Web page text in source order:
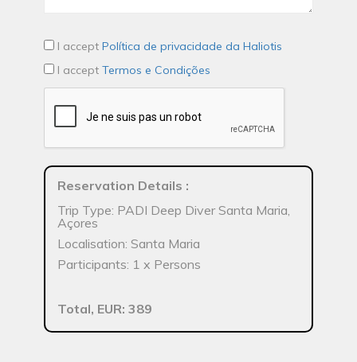
I accept Política de privacidade da Haliotis
I accept Termos e Condições
Reservation Details :
Trip Type: PADI Deep Diver Santa Maria,
Açores
Localisation: Santa Maria
Participants: 1 x Persons
Total, EUR: 389